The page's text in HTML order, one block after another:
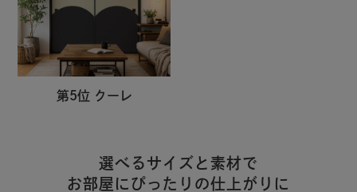
第5位 クーレ
選べるサイズと素材で
お部屋にぴったりの仕上がりに